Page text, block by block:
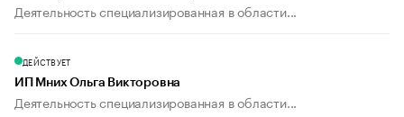
Деятельность специализированная в области...
ДЕЙСТВУЕТ
ИП Мних Ольга Викторовна
Деятельность специализированная в области...